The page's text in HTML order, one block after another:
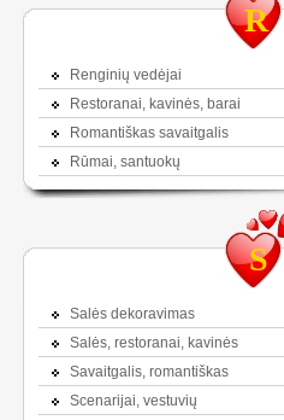
R
Renginių vedėjai
Restoranai, kavinės, barai
Romantiškas savaitgalis
Rūmai, santuokų
S
Salės dekoravimas
Salės, restoranai, kavinės
Savaitgalis, romantiškas
Scenarijai, vestuvių